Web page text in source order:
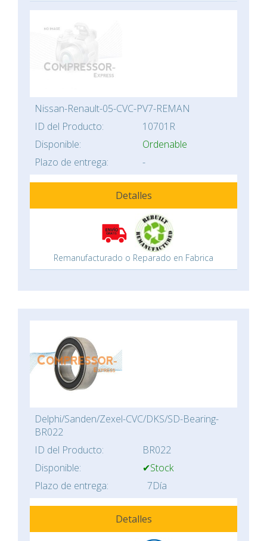
Nissan-Renault-05-CVC-PV7-REMAN
ID del Producto:
10701R
Disponible:
Ordenable
Plazo de entrega:
-
Detalles
Remanufacturado o Reparado en Fabrica
Delphi/Sanden/Zexel-CVC/DKS/SD-Bearing-
BR022
ID del Producto:
BR022
Disponible:
✔Stock
Plazo de entrega:
7Día
Detalles